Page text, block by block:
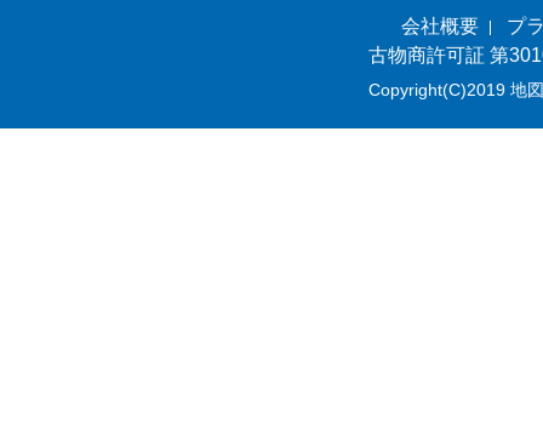
会社概要
プ
古物商許可証 第
Copyright(C)2019 地